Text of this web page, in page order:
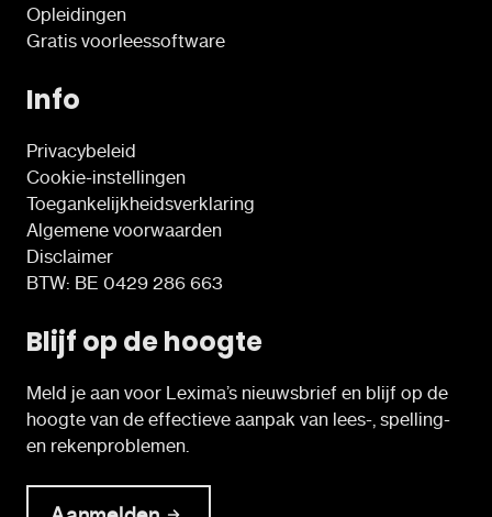
Opleidingen
Gratis voorleessoftware
Info
Privacybeleid
Cookie-instellingen
Toegankelijkheidsverklaring
Algemene voorwaarden
Disclaimer
BTW: BE 0429 286 663
Blijf op de hoogte
Meld je aan voor Lexima’s nieuwsbrief en blijf op de
hoogte van de effectieve aanpak van lees-, spelling-
en rekenproblemen.